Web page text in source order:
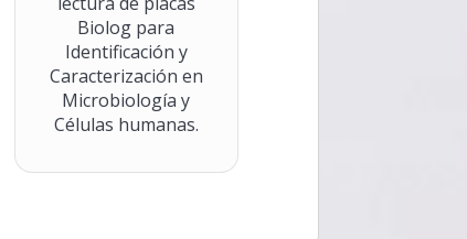
Biolog para
Identificación y
Caracterización en
Microbiología y
Células humanas.